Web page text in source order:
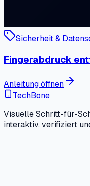
Sicherheit &
Fingerabdruck
Anleitung öffnen
TechBone
Visuelle Schritt-für-
interaktiv, verifiziert